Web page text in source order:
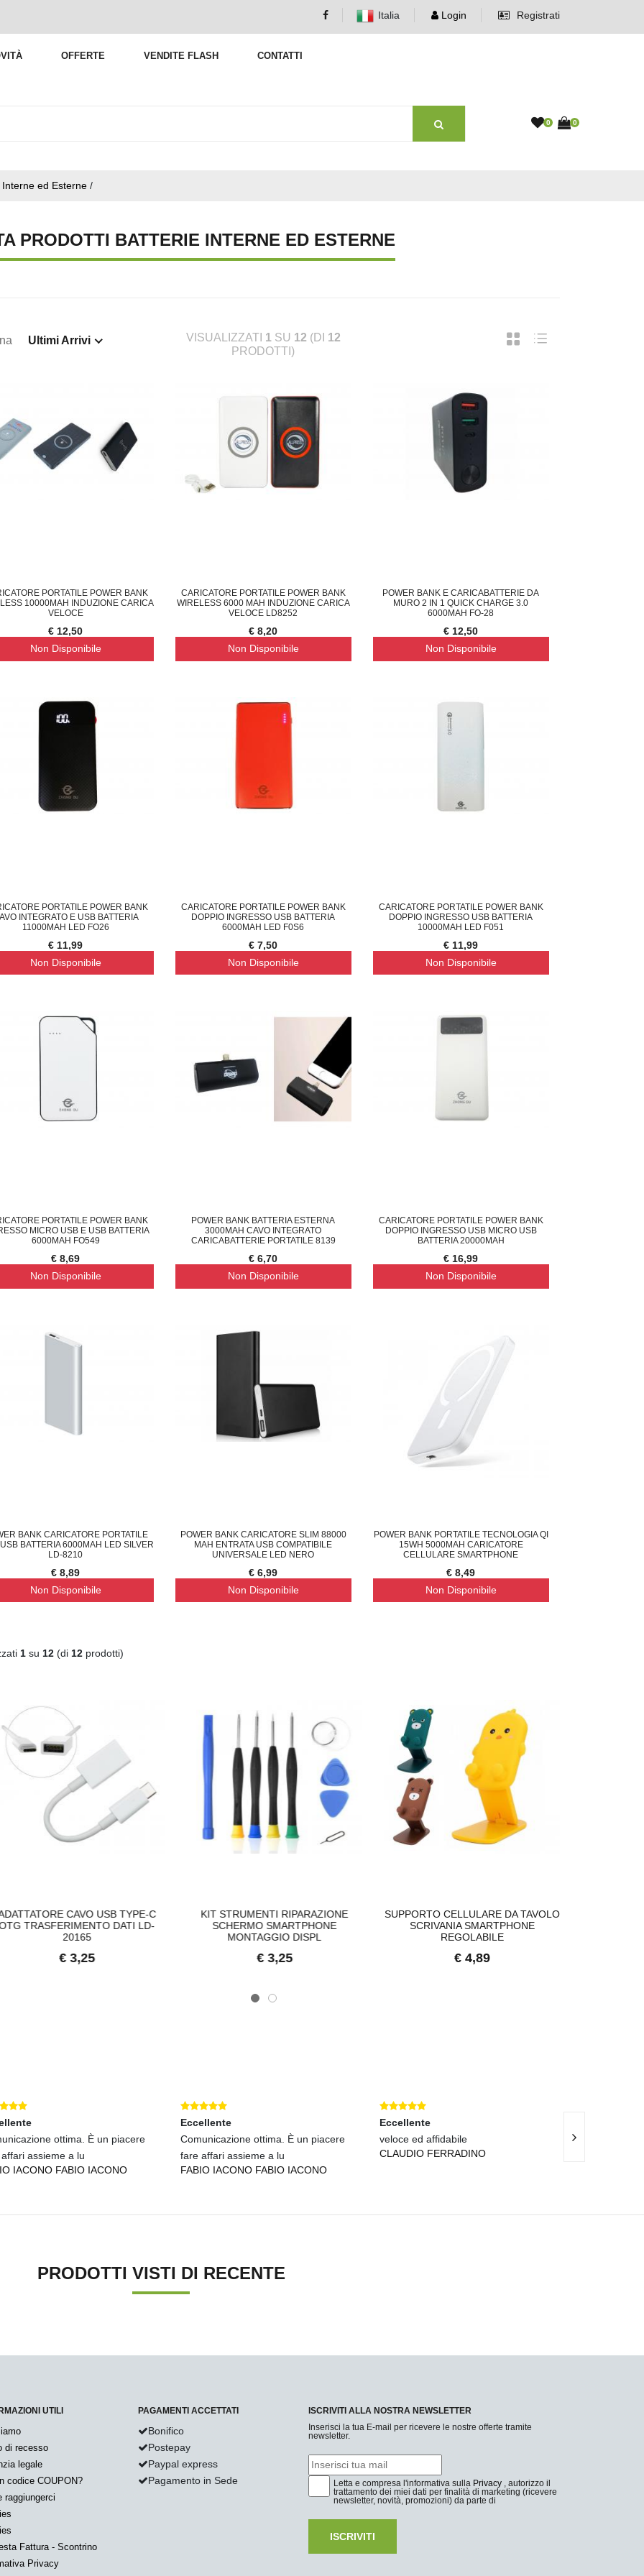
Italia Login Registrati
OFFERTE VENDITE FLASH CONTATTI
0 0
Interne ed Esterne /
LAMPADA DA PARETE M
PRODOTTI BATTERIE INTERNE ED ESTERNE
Ultimi Arrivi VISUALIZZATI 1 SU 12 (DI 12
PRODOTTI)
PORTATILE POWER BANK
10000MAH INDUZIONE CARICA
VELOCE
€ 12,50
Non Disponibile
CARICATORE PORTATILE POWER BANK
WIRELESS 6000 MAH INDUZIONE CARICA
VELOCE LD8252
€ 8,20
Non Disponibile
POWER BANK E CARICABATTERIE DA
MURO 2 IN 1 QUICK CHARGE 3.0
6000MAH FO-28
€ 12,50
Non Disponibile
PORTATILE POWER BANK
INTEGRATO E USB BATTERIA
11000MAH LED FO26
€ 11,99
Non Disponibile
CARICATORE PORTATILE POWER BANK
DOPPIO INGRESSO USB BATTERIA
6000MAH LED F0S6
€ 7,50
Non Disponibile
CARICATORE PORTATILE POWER BANK
DOPPIO INGRESSO USB BATTERIA
10000MAH LED F051
€ 11,99
Non Disponibile
PORTATILE POWER BANK
MICRO USB E USB BATTERIA
6000MAH FO549
€ 8,69
Non Disponibile
POWER BANK BATTERIA ESTERNA
3000MAH CAVO INTEGRATO
CARICABATTERIE PORTATILE 8139
€ 6,70
Non Disponibile
CARICATORE PORTATILE POWER BANK
DOPPIO INGRESSO USB MICRO USB
BATTERIA 20000MAH
€ 16,99
Non Disponibile
BANK CARICATORE PORTATILE
BATTERIA 6000MAH LED SILVER
LD-8210
€ 8,89
Non Disponibile
POWER BANK CARICATORE SLIM 88000
MAH ENTRATA USB COMPATIBILE
UNIVERSALE LED NERO
€ 6,99
Non Disponibile
POWER BANK PORTATILE TECNOLOGIA QI
15WH 5000MAH CARICATORE
CELLULARE SMARTPHONE
€ 8,49
Non Disponibile
1 su 12 (di 12 prodotti)
CAVO USB TYPE-C
TRASFERIMENTO DATI LD-
20165
€ 3,25
KIT STRUMENTI RIPARAZIONE
SCHERMO SMARTPHONE
MONTAGGIO DISPL
€ 3,25
SUPPORTO CELLULARE DA TAVOLO
SCRIVANIA SMARTPHONE
REGOLABILE
€ 4,89
ottima. È un piacere
assieme a lu
IACONO FABIO IACONO
Eccellente
Comunicazione ottima. È un piacere
fare affari assieme a lu
FABIO IACONO FABIO IACONO
Eccellente
veloce ed affidabile
CLAUDIO FERRADINO
OTTIMI
PRODOTTI VISTI DI RECENTE
UTILI
di recesso
legale
codice COUPON?
raggiungerci
Fattura - Scontrino
Privacy
PAGAMENTI ACCETTATI
Bonifico
Postepay
Paypal express
Pagamento in Sede
ISCRIVITI ALLA NOSTRA NEWSLETTER
Inserisci la tua E-mail per ricevere le nostre offerte tramite
newsletter.
Letta e compresa l'informativa sulla Privacy , autorizzo il
trattamento dei miei dati per finalità di marketing (ricevere
newsletter, novità, promozioni) da parte di
ISCRIVITI